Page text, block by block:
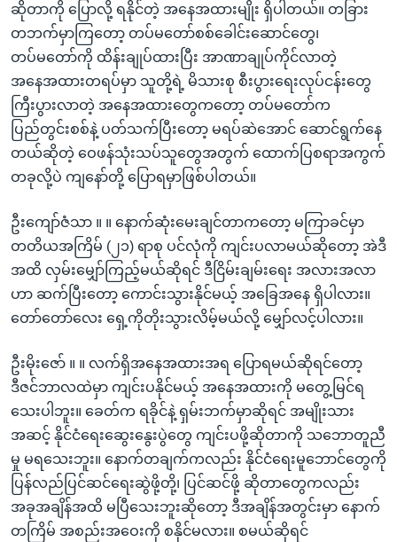
ဆိုတာကို ပြောလို့ ရနိုင်တဲ့ အနေအထားမျိုး ရှိပါတယ်။ တခြား
တဘက်မှာကြတော့ တပ်မတော်စစ်ခေါင်းဆောင်တွေ၊
တပ်မတော်ကို ထိန်းချုပ်ထားပြီး အာဏာချုပ်ကိုင်လာတဲ့
အနေအထားတရပ်မှာ သူတို့ရဲ့ မိသားစု စီးပွားရေးလုပ်ငန်းတွေ
ကြီးပွားလာတဲ့ အနေအထားတွေကတော့ တပ်မတော်က
ပြည်တွင်းစစ်နဲ့ ပတ်သက်ပြီးတော့ မရပ်ဆဲအောင် ဆောင်ရွက်နေ
တယ်ဆိုတဲ့ ဝေဖန်သုံးသပ်သူတွေအတွက် ထောက်ပြစရာအကွက်
တခုလို့ပဲ ကျနော်တို့ ပြောရမှာဖြစ်ပါတယ်။
ဦးကျော်ဇံသာ ။ ။ နောက်ဆုံးမေးချင်တာကတော့ မကြာခင်မှာ
တတိယအကြိမ် (၂၁) ရာစု ပင်လုံကို ကျင်းပလာမယ်ဆိုတော့ အဲဒီ
အထိ လှမ်းမျှော်ကြည့်မယ်ဆိုရင် ဒီငြိမ်းချမ်းရေး အလားအလာ
ဟာ ဆက်ပြီးတော့ ကောင်းသွားနိုင်မယ့် အခြေအနေ ရှိပါလား။
တော်တော်လေး ရှေ့ကိုတိုးသွားလိမ့်မယ်လို့ မျှော်လင့်ပါလား။
ဦးမိုးဇော် ။ ။ လက်ရှိအနေအထားအရ ပြောရမယ်ဆိုရင်တော့
ဒီဇင်ဘာလထဲမှာ ကျင်းပနိုင်မယ့် အနေအထားကို မတွေ့မြင်ရ
သေးပါဘူး။ ခေတ်က ရခိုင်နဲ့ ရှမ်းဘက်မှာဆိုရင် အမျိုးသား
အဆင့် နိုင်ငံရေးဆွေးနွေးပွဲတွေ ကျင်းပဖို့ဆိုတာကို သဘောတူညီ
မှု မရသေးဘူး။ နောက်တချက်ကလည်း နိုင်ငံရေးမူဘောင်တွေကို
ပြန်လည်ပြင်ဆင်ရေးဆွဲဖို့တို့၊ ပြင်ဆင်ဖို့ ဆိုတာတွေကလည်း
အခုအချိန်အထိ မပြီသေးဘူးဆိုတော့ ဒီအချိန်အတွင်းမှာ နောက်
တကြိမ် အစည်းအဝေးကို စနိုင်မလား။ စမယ်ဆိုရင်